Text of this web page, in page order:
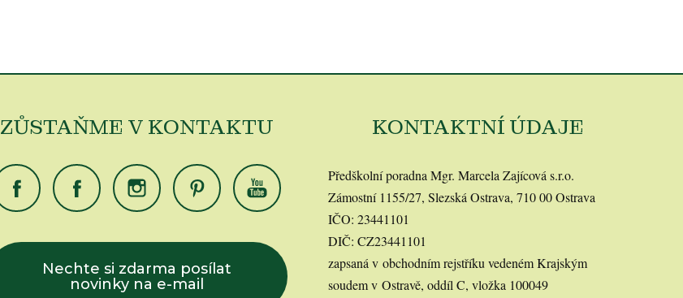
ZŮSTAŇME V KONTAKTU
Nechte si zdarma posílat
novinky na e-mail
KONTAKTNÍ ÚDAJE
Předškolní poradna Mgr. Marcela Zajícová s.r.o.
Zámostní 1155/27, Slezská Ostrava, 710 00 Ostrava
IČO: 23441101
DIČ: CZ23441101
zapsaná v obchodním rejstříku vedeném Krajským
soudem v Ostravě, oddíl C, vložka 100049